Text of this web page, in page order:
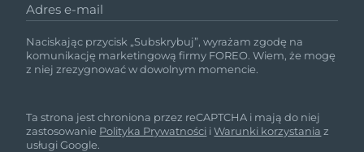
Adres e-mail
Naciskając przycisk „Subskrybuj”, wyrażam zgodę na
komunikację marketingową firmy FOREO. Wiem, że mogę
z niej zrezygnować w dowolnym momencie.
Ta strona jest chroniona przez reCAPTCHA i mają do niej
zastosowanie Polityka Prywatności iWarunki korzystania z
usługi Google.